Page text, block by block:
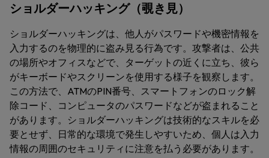
ショルダーハッキング（覗き見）
ショルダーハッキングは、他人がパスワードや機密情報を
入力するのを物理的に盗み見る行為です。攻撃者は、公共
の場所やオフィスなどで、ターゲットの近くに立ち、彼ら
がキーボードやスクリーンを使用する様子を観察します。
この方法で、ATMのPIN番号、スマートフォンのロック解
除コード、コンピュータのパスワードなどが盗まれること
があります。ショルダーハッキングは技術的なスキルを必
要とせず、日常的な環境で発生しやすいため、個人は入力
情報の周囲のセキュリティに注意を払う必要があります。